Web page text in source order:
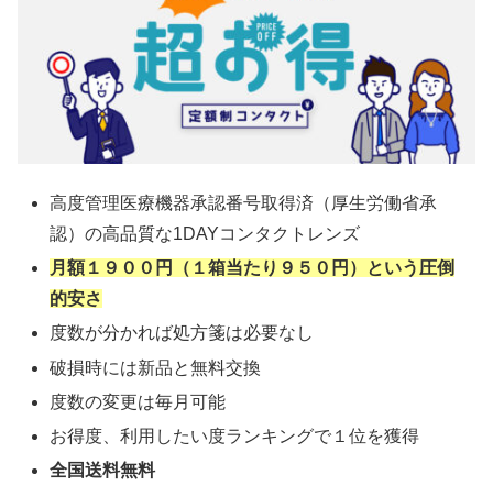
高度管理医療機器承認番号取得済（厚生労働省承
認）の高品質な1DAYコンタクトレンズ
月額１９００円（１箱当たり９５０円）という圧倒
的安さ
度数が分かれば処方箋は必要なし
破損時には新品と無料交換
度数の変更は毎月可能
お得度、利用したい度ランキングで１位を獲得
全国送料無料